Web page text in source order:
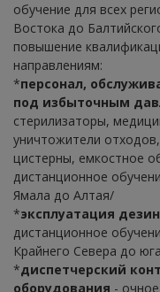
обучение для всех
Востока до
повышение
направлениям:
*персонал,
под избыточным
стерилизаторы,
уничтожители
цистерны, емкостное
дистанционное
Ямала до Алтая/
*эксплуатация
дистанционное
Крайнего Севера до
*диспетчерский
оборудования -